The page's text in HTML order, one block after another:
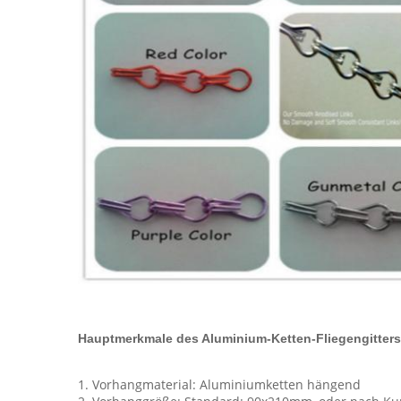
Hauptmerkmale des Aluminium-Ketten-
1. Vorhangmaterial: Aluminiumketten hängend